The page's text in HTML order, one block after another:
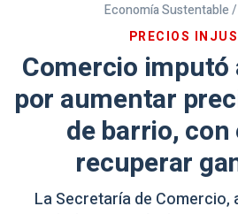
Economía Sustentable /
PRECIOS
Comercio imputó
por aumentar
de barrio,
recuperar
La Secretaría de Comercio,